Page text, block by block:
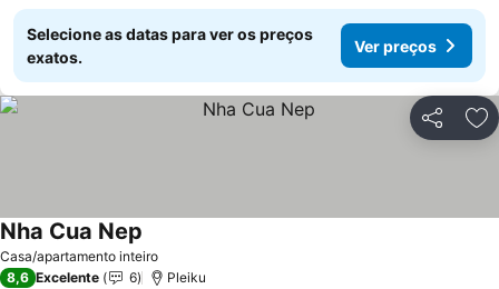
Selecione as datas para ver os preços
exatos.
Ver preços
Partilhar
Casa/apartamento inteiro
Nha Cua Nep
8,6 Excelente 6 Pleiku